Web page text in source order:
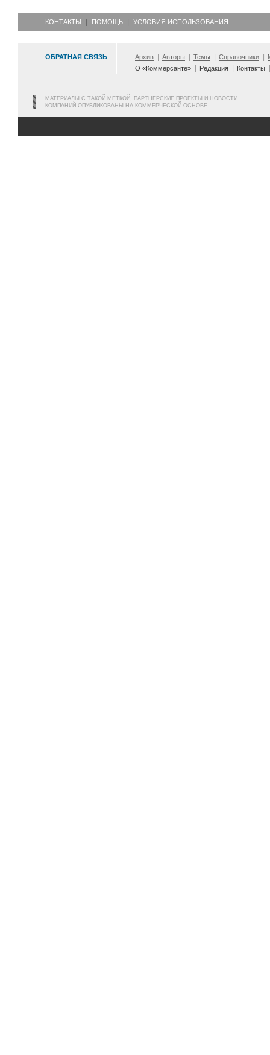
КОНТАКТЫ ПОМОЩЬ УСЛОВИЯ ИСПОЛЬЗОВАНИЯ
ОБРАТНАЯ СВЯЗЬ Архив Авторы Темы Справочники
О «Коммерсанте»
Редакция Контакты
МАТЕРИАЛЫ С ТАКОЙ МЕТКОЙ, ПАРТНЕРСКИЕ ПРОЕКТЫ И НОВОСТИ
КОМПАНИЙ ОПУБЛИКОВАНЫ НА КОММЕРЧЕСКОЙ ОСНОВЕ